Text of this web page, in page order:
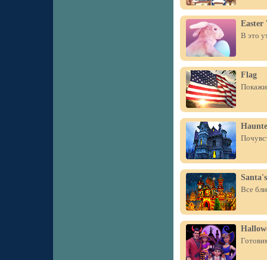
Easter
В это
Flag
Все